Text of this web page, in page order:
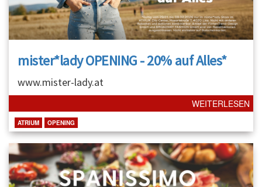
mister*lady OPENING - 20% auf Alles*
www.mister-lady.at
WEITERLESEN
ATRIUM OPENING